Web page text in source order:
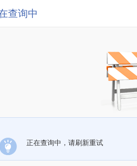
查询中
正在查询中，请刷新重试